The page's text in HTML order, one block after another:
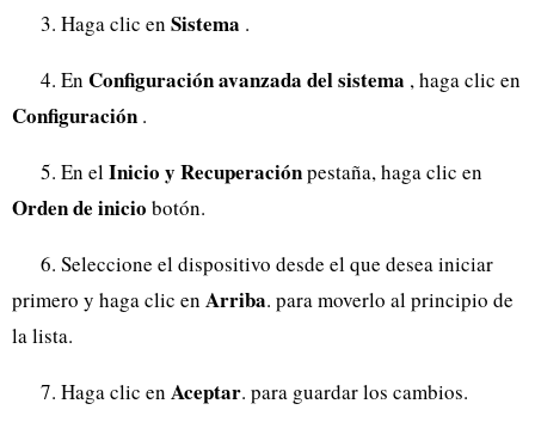
3. Haga clic en Sistema .
4. En Configuración avanzada del sistema , haga clic en
Configuración .
5. En elInicio y Recuperaciónpestaña, haga clic en
Orden de inicio botón.
6. Seleccione el dispositivo desde el que desea iniciar
primero y haga clic en Arriba. para moverlo al principio de
la lista.
7. Haga clic en Aceptar. para guardar los cambios.